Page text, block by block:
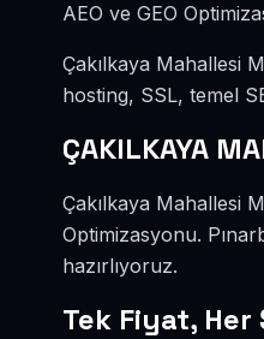
AEO ve GEO
Çakılkaya Mahallesi
hosting, SSL, temel
ÇAKILKAYA
Çakılkaya Mahallesi
Optimizasyonu.
hazırlıyoruz.
Tek Fiyat, Her